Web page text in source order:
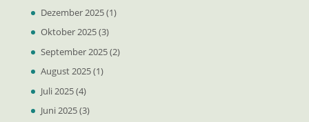
Dezember 2025(1)
Oktober 2025(3)
September 2025(2)
August 2025(1)
Juli 2025(4)
Juni 2025(3)